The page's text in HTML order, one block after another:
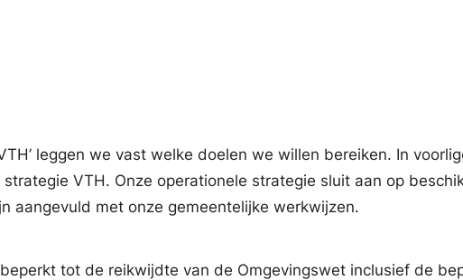
leggen we vast welke doelen we willen bereiken. In
VTH. Onze operationele strategie sluit aan op
aangevuld met onze gemeentelijke werkwijzen.
tot de reikwijdte van de Omgevingswet inclusief de